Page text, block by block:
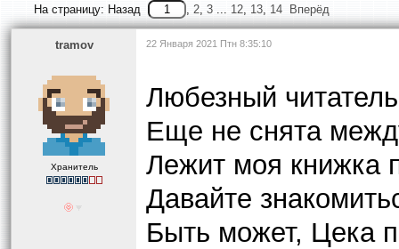
На страницу: Назад , 2, 3... 12, 13, 14 Вперёд
tramov
Хранитель
22 Января 2021 Птн 8:35:10
Любезный
Еще не снята
Лежит моя книжка
Давайте
Быть может, Цека